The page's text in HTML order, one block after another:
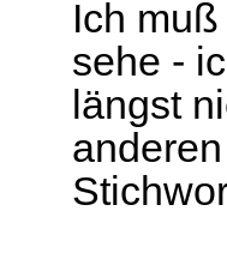
Ich
sehe -
längst